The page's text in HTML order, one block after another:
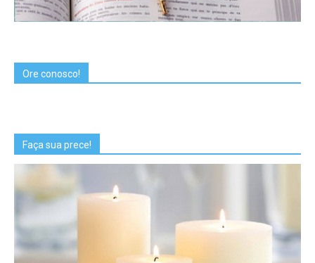
Ore conosco!
Faça sua prece!